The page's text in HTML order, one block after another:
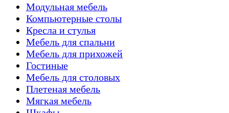
Модульная мебель
Компьютерные столы
Кресла и стулья
Мебель для спальни
Мебель для прихожей
Гостиные
Мебель для столовых
Плетеная мебель
Мягкая мебель